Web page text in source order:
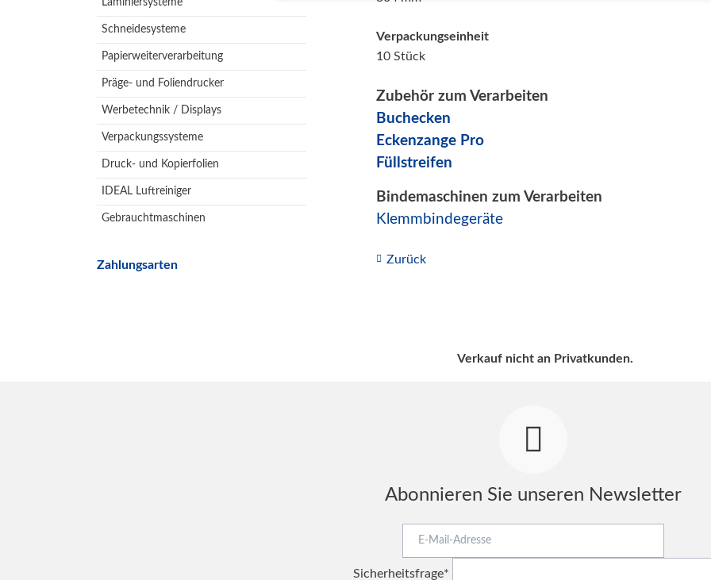
Verpackungseinheit
10 Stück
Zubehör zum Verarbeiten
Buchecken
Eckenzange Pro
Füllstreifen
Bindemaschinen zum Verarbeiten
Klemmbindegeräte
Zurück
Laminiersysteme
Schneidesysteme
Papierweiterverarbeitung
Präge- und Foliendrucker
Werbetechnik / Displays
Verpackungssysteme
Druck- und Kopierfolien
IDEAL Luftreiniger
Gebrauchtmaschinen
Zahlungsarten
Verkauf nicht an Privatkunden.
Abonnieren Sie unseren Newsletter
Adresse
Pflichtfeld
Sicherheitsfrage*